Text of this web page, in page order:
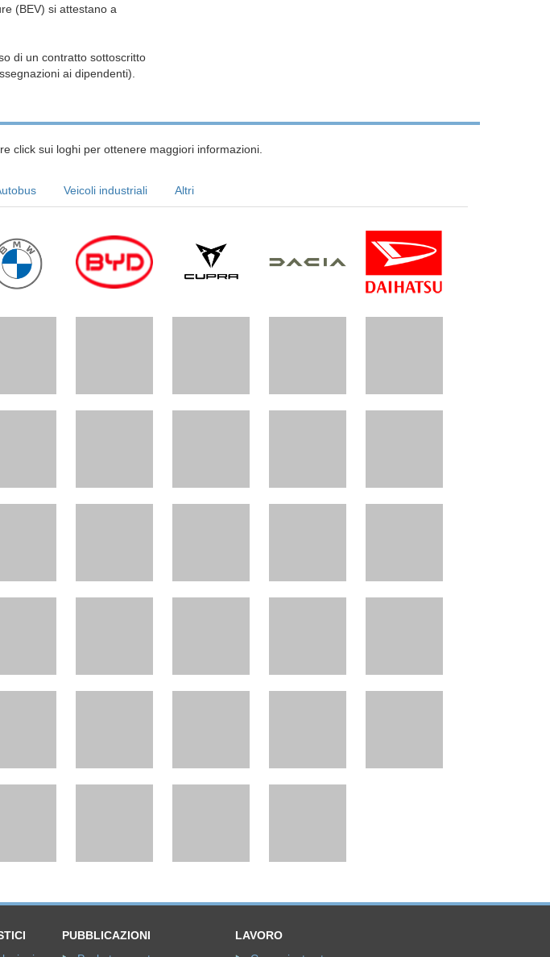
(BEV) si attestano a
di un contratto sottoscritto
ai dipendenti).
click sui loghi per ottenere maggiori informazioni.
Veicoli industriali Altri
PUBBLICAZIONI
LAVORO